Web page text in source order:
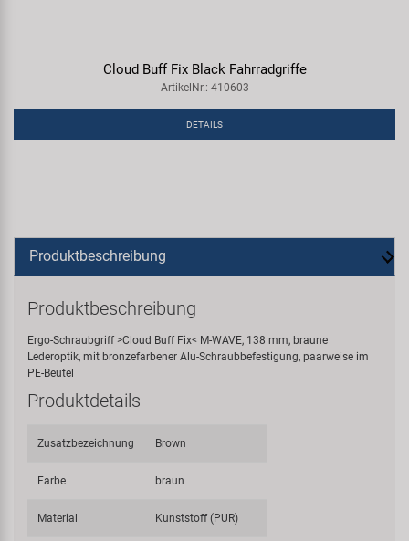
Cloud Buff Fix Black Fahrradgriffe
ArtikelNr.: 410603
DETAILS
Produktbeschreibung
Produktbeschreibung
Ergo-Schraubgriff >Cloud Buff Fix< M-WAVE, 138 mm, braune
Lederoptik, mit bronzefarbener Alu-Schraubbefestigung, paarweise im
PE-Beutel
Produktdetails
Zusatzbezeichnung Brown
Farbe braun
Material Kunststoff (PUR)